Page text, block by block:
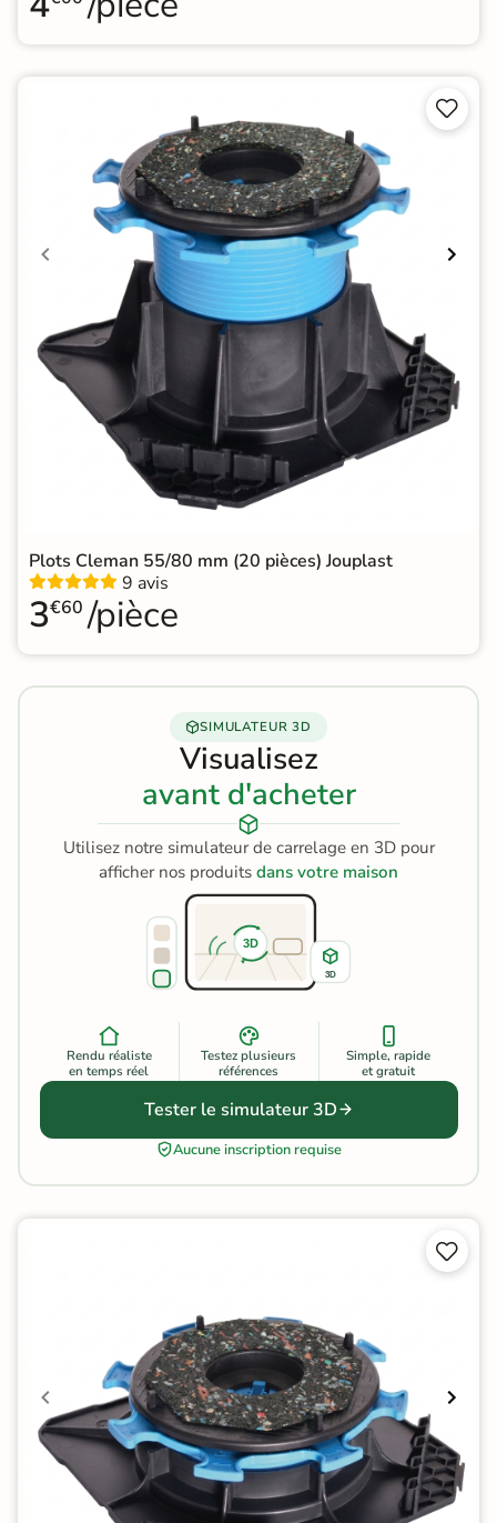


Plots Cleman 55/80 mm (20 pièces) Jouplast
9 avis
3€60 /pièce
SIMULATEUR 3D
Visualisez
avant d'acheter
Utilisez notre simulateur de carrelage en 3D pour
afficher nos produits dans votre maison
3D
3D
Rendu réaliste
en temps réel
Testez plusieurs
références
Simple, rapide
et gratuit
Tester le simulateur 3D
Aucune inscription requise

